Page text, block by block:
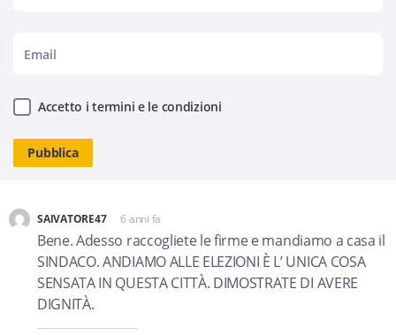
Accetto i termini e le condizioni
SAlVATORE47
dice:
6 anni fa
Bene. Adesso raccogliete le firme e mandiamo a casa il
SINDACO. ANDIAMO ALLE ELEZIONI È L’ UNICA COSA
SENSATA IN QUESTA CITTÀ. DIMOSTRATE DI AVERE
DIGNITÀ.